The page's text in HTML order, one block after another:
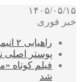
۱۴۰۵/۰۵/۱۵
خبر فوری
راهیابی ۲ انیمیشن سوره به سی‌امین جشنواره فیلم رود آیلند
پوستر اصلی
شد